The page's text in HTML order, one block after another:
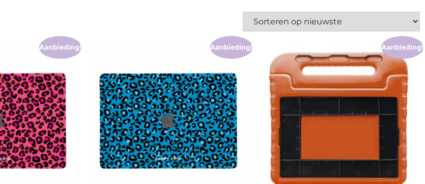
Aanbieding! Aanbieding! Aanbieding!